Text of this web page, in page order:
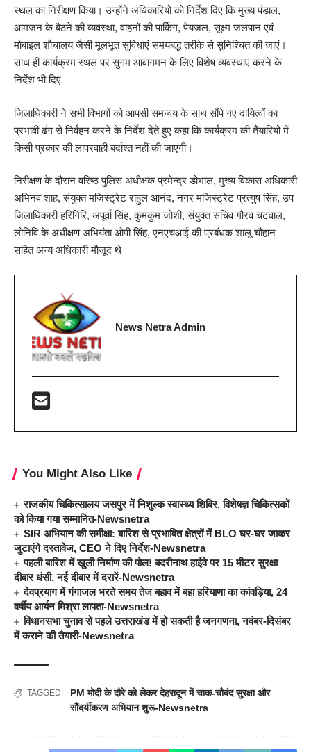
स्थल का निरीक्षण किया। उन्होंने अधिकारियों को निर्देश दिए कि मुख्य पंडाल,
आमजन के बैठने की व्यवस्था, वाहनों की पार्किंग, पेयजल, सूक्ष्म जलपान एवं
मोबाइल शौचालय जैसी मूलभूत सुविधाएं समयबद्ध तरीके से सुनिश्चित की जाएं।
साथ ही कार्यक्रम स्थल पर सुगम आवागमन के लिए विशेष व्यवस्थाएं करने के
निर्देश भी दिए
जिलाधिकारी ने सभी विभागों को आपसी समन्वय के साथ सौंपे गए दायित्वों का
प्रभावी ढंग से निर्वहन करने के निर्देश देते हुए कहा कि कार्यक्रम की तैयारियों में
किसी प्रकार की लापरवाही बर्दाश्त नहीं की जाएगी।
निरीक्षण के दौरान वरिष्ठ पुलिस अधीक्षक प्रमेन्द्र डोभाल, मुख्य विकास अधिकारी
अभिनव शाह, संयुक्त मजिस्ट्रेट राहुल आनंद, नगर मजिस्ट्रेट प्रत्युष सिंह, उप
जिलाधिकारी हरिगिरि, अपूर्वा सिंह, कुमकुम जोशी, संयुक्त सचिव गौरव चटवाल,
लोनिवि के अधीक्षण अभियंता ओपी सिंह, एनएचआई की प्रबंधक शालू चौहान
सहित अन्य अधिकारी मौजूद थे
News Netra Admin
You Might Also Like
राजकीय चिकित्सालय जसपुर में निशुल्क स्वास्थ्य शिविर, विशेषज्ञ चिकित्सकों
को किया गया सम्मानित-Newsnetra
SIR अभियान की समीक्षा: बारिश से प्रभावित क्षेत्रों में BLO घर-घर जाकर
जुटाएंगे दस्तावेज, CEO ने दिए निर्देश-Newsnetra
पहली बारिश में खुली निर्माण की पोल! बदरीनाथ हाईवे पर 15 मीटर सुरक्षा
दीवार धंसी, नई दीवार में दरारें-Newsnetra
देवप्रयाग में गंगाजल भरते समय तेज बहाव में बहा हरियाणा का कांवड़िया, 24
वर्षीय आर्यन मिश्रा लापता-Newsnetra
विधानसभा चुनाव से पहले उत्तराखंड में हो सकती है जनगणना, नवंबर-दिसंबर
में कराने की तैयारी-Newsnetra
TAGGED:
PM मोदी के दौरे को लेकर देहरादून में चाक-चौबंद सुरक्षा और
सौंदर्यीकरण अभियान शुरू-Newsnetra